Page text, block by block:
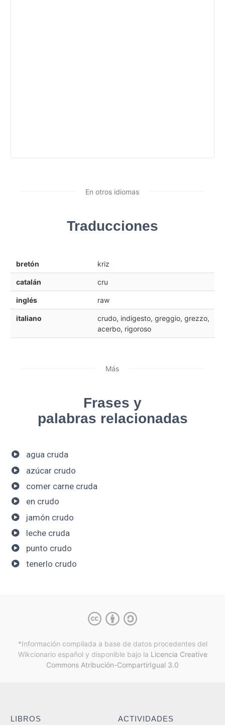
En otros idiomas
Traducciones
bretón kriz
catalán cru
inglés raw
italiano
crudo, indigesto, greggio, grezzo,
acerbo, rigoroso
Más
Frases y
palabras relacionadas
agua cruda
azúcar crudo
comer carne cruda
en crudo
jamón crudo
leche cruda
punto crudo
tenerlo crudo
*Información compilada a base de datos procedentes del
Wikcionario español y disponible bajo la Licencia Creative
Commons Atribución-CompartirIgual 3.0
LIBROS ACTIVIDADES